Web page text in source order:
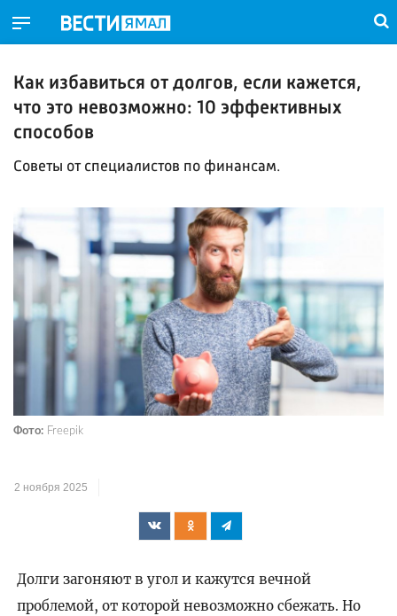
Как избавиться от долгов, если кажется,
что это невозможно: 10 эффективных
способов
Советы от специалистов по финансам.
Фото: Freepik
2 ноября 2025
Долги загоняют в угол и кажутся вечной
проблемой, от которой невозможно сбежать. Но